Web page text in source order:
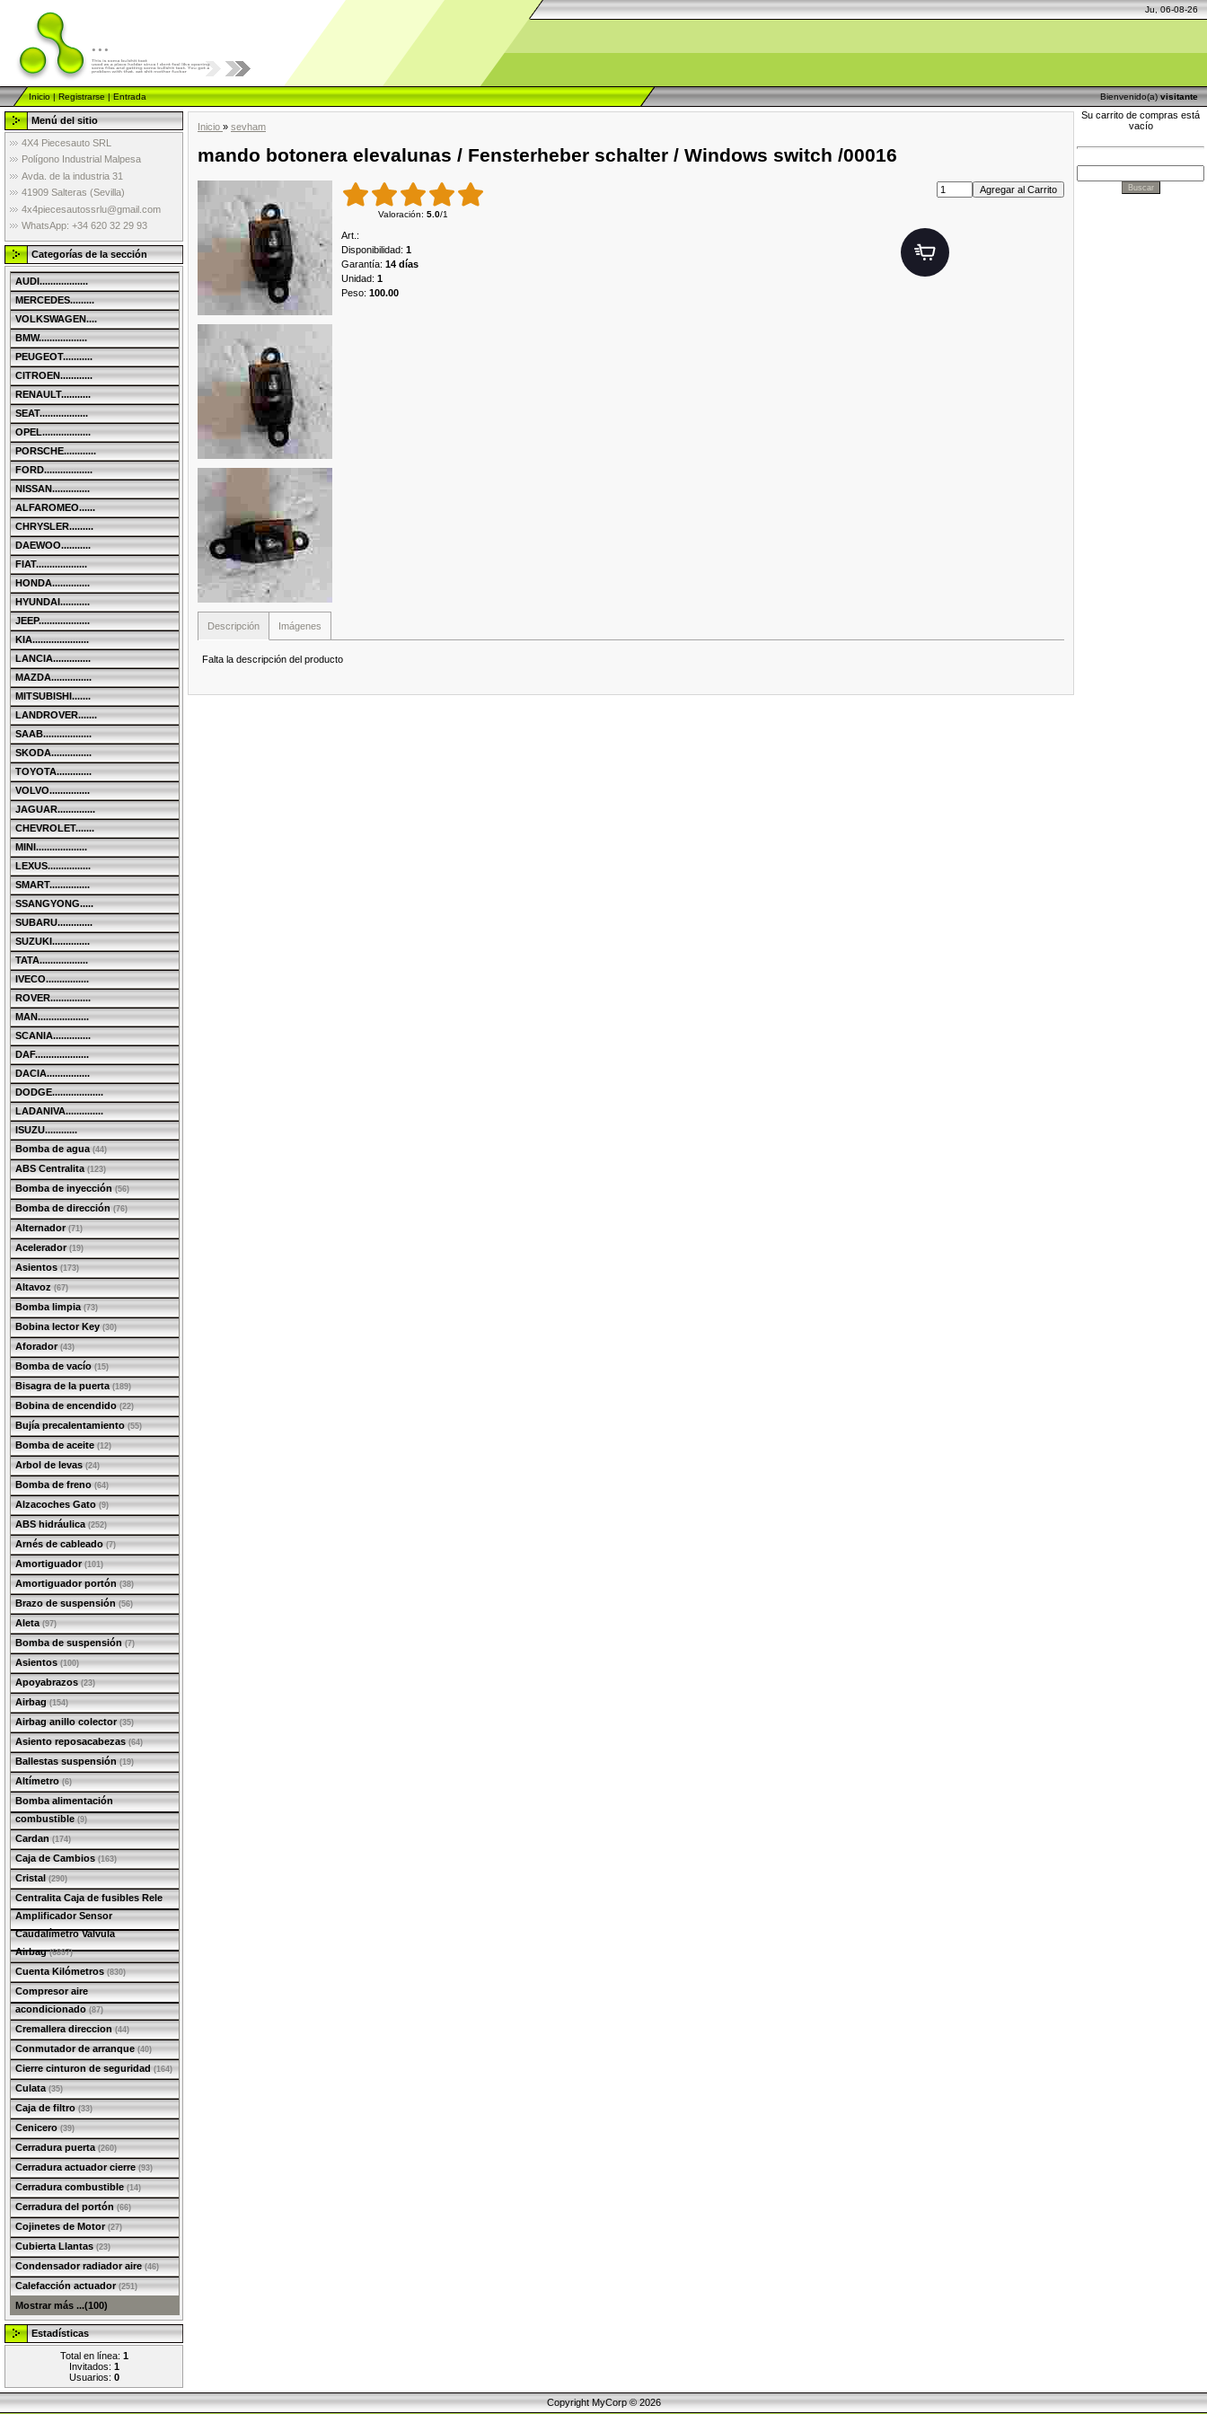
Ju, 06-08-26
...
Inicio|Registrarse|Entrada Bienvenido(a) visitante
Menú del sitio
4X4 Piecesauto SRL
Polígono Industrial Malpesa
Avda. de la industria 31
41909 Salteras (Sevilla)
4x4piecesautossrlu@gmail.com
WhatsApp: +34 620 32 29 93
Categorías de la sección
AUDI..................
MERCEDES.........
VOLKSWAGEN....
BMW..................
PEUGEOT...........
CITROEN............
RENAULT...........
SEAT..................
OPEL..................
PORSCHE............
FORD..................
NISSAN..............
ALFAROMEO......
CHRYSLER.........
DAEWOO...........
FIAT...................
HONDA..............
HYUNDAI...........
JEEP...................
KIA.....................
LANCIA..............
MAZDA...............
MITSUBISHI.......
LANDROVER.......
SAAB..................
SKODA...............
TOYOTA.............
VOLVO...............
JAGUAR..............
CHEVROLET.......
MINI...................
LEXUS................
SMART...............
SSANGYONG.....
SUBARU.............
SUZUKI..............
TATA..................
IVECO................
ROVER...............
MAN...................
SCANIA..............
DAF....................
DACIA................
DODGE...................
LADANIVA..............
ISUZU............
Bomba de agua (44)
ABS Centralita (123)
Bomba de inyección (56)
Bomba de dirección (76)
Alternador (71)
Acelerador (19)
Asientos (173)
Altavoz (67)
Bomba limpia (73)
Bobina lector Key (30)
Aforador (43)
Bomba de vacío (15)
Bisagra de la puerta (189)
Bobina de encendido (22)
Bujía precalentamiento (55)
Bomba de aceite (12)
Arbol de levas (24)
Bomba de freno (64)
Alzacoches Gato (9)
ABS hidráulica (252)
Arnés de cableado (7)
Amortiguador (101)
Amortiguador portón (38)
Brazo de suspensión (56)
Aleta (97)
Bomba de suspensión (7)
Asientos (100)
Apoyabrazos (23)
Airbag (154)
Airbag anillo colector (35)
Asiento reposacabezas (64)
Ballestas suspensión (19)
Altímetro (6)
Bomba alimentación
combustible(9)
Cardan (174)
Caja de Cambios (163)
Cristal (290)
Centralita Caja de fusibles Rele
Amplificador Sensor
Caudalímetro Valvula
Airbag(6897)
Cuenta Kilómetros (830)
Compresor aire
acondicionado(87)
Cremallera direccion (44)
Conmutador de arranque (40)
Cierre cinturon de seguridad (164)
Culata (35)
Caja de filtro (33)
Cenicero (39)
Cerradura puerta (260)
Cerradura actuador cierre (93)
Cerradura combustible (14)
Cerradura del portón (66)
Cojinetes de Motor (27)
Cubierta Llantas (23)
Condensador radiador aire (46)
Calefacción actuador (251)
Mostrar más ...(100)
Estadísticas
Total en línea: 1
Invitados: 1
Usuarios: 0
Inicio » sevham
mando botonera elevalunas / Fensterheber schalter / Windows switch /00016
Valoración: 5.0/1
Art. :
Disponibilidad: 1
Garantía: 14 días
Unidad: 1
Peso: 100.00
Descripción Imágenes
Falta la descripción del producto
Su carrito de compras está
vacío
Copyright MyCorp © 2026